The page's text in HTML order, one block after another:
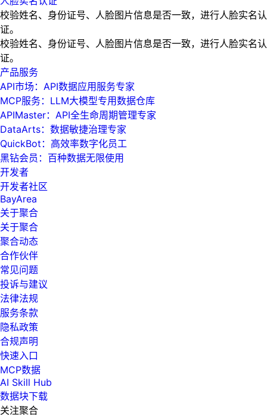
校验姓名、身份证号、人脸图片信息是否一致，进行人脸实名认
证。
校验姓名、身份证号、人脸图片信息是否一致，进行人脸实名认
证。
产品服务
API市场：API数据应用服务专家
MCP服务：LLM大模型专用数据仓库
APIMaster：API全生命周期管理专家
DataArts：数据敏捷治理专家
QuickBot：高效率数字化员工
黑钻会员：百种数据无限使用
开发者
开发者社区
BayArea
关于聚合
关于聚合
聚合动态
合作伙伴
常见问题
投诉与建议
法律法规
服务条款
隐私政策
合规声明
快速入口
MCP数据
AI Skill Hub
数据块下载
关注聚合